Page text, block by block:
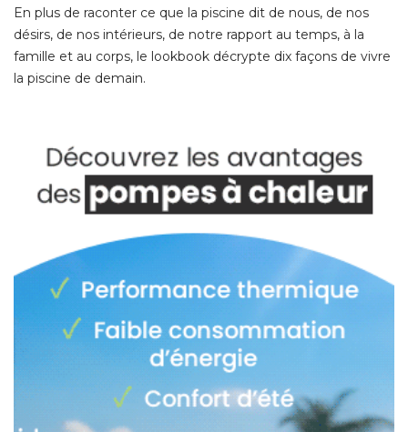
En plus de raconter ce que la piscine dit de nous, de nos
désirs, de nos intérieurs, de notre rapport au temps, à la
famille et au corps, le lookbook décrypte dix façons de vivre
la piscine de demain.